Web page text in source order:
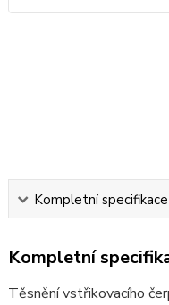
Kompletní specifikace
Kompletní
Těsnění vstřikovacího